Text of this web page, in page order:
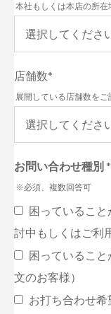
本社もしくは本店の所在
店舗数*
展開している店舗数をご
お問い合わせ種別*
※必須、複数回答可
困っているこ
討中もしくはご利
困っているこ
文のお客様）
お打ち合わせ希